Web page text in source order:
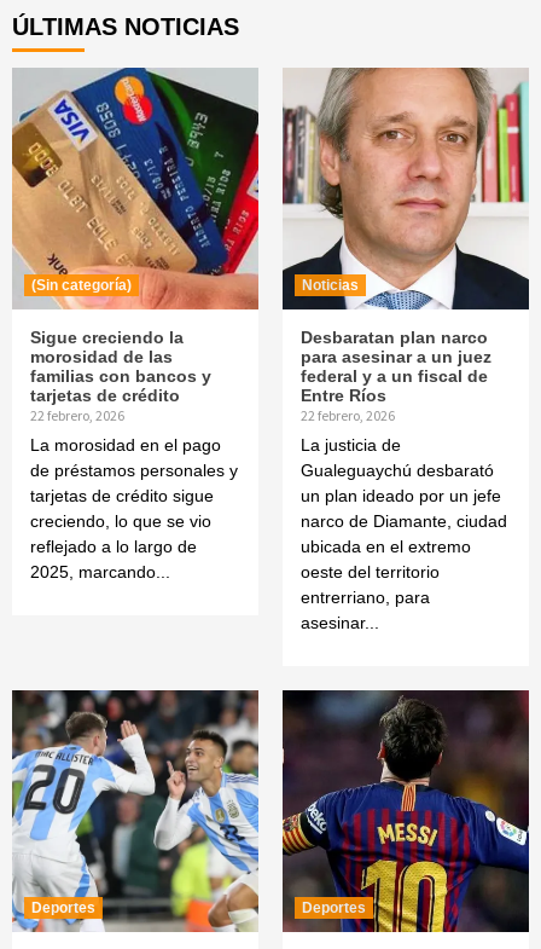
ÚLTIMAS NOTICIAS
(Sin categoría)
Sigue creciendo la
morosidad de las
familias con bancos y
tarjetas de crédito
22 febrero, 2026
La morosidad en el pago
de préstamos personales y
tarjetas de crédito sigue
creciendo, lo que se vio
reflejado a lo largo de
2025, marcando...
Noticias
Desbaratan plan narco
para asesinar a un juez
federal y a un fiscal de
Entre Ríos
22 febrero, 2026
La justicia de
Gualeguaychú desbarató
un plan ideado por un jefe
narco de Diamante, ciudad
ubicada en el extremo
oeste del territorio
entrerriano, para
asesinar...
Deportes Deportes